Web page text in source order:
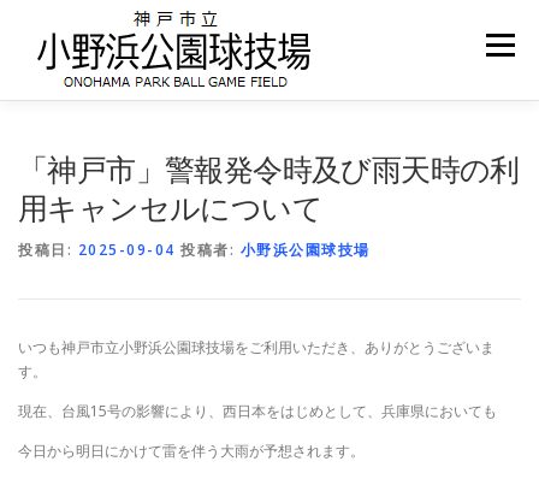
ツ
メニュー
「神戸市」警報発令時及び雨天時の利
用キャンセルについて
投稿日: 2025-09-04 投稿者: 小野浜公園球技場
いつも神戸市立小野浜公園球技場をご利用いただき、ありがとうございま
す。
現在、台風15号の影響により、西日本をはじめとして、兵庫県においても
今日から明日にかけて雷を伴う大雨が予想されます。